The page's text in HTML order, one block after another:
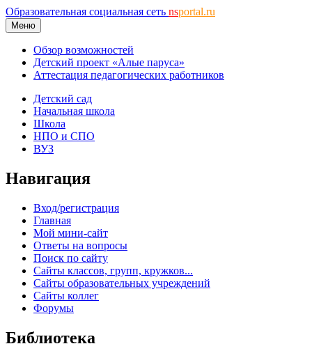
Образовательная социальная сеть nsportal.ru
Меню
Обзор возможностей
Детский проект «Алые паруса»
Аттестация педагогических работников
Детский сад
Начальная школа
Школа
НПО и СПО
ВУЗ
Навигация
Вход/регистрация
Главная
Мой мини-сайт
Ответы на вопросы
Поиск по сайту
Сайты классов, групп, кружков...
Сайты образовательных учреждений
Сайты коллег
Форумы
Библиотека